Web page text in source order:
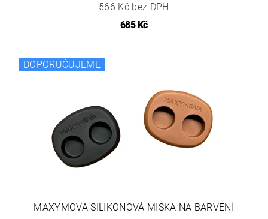
566 Kč bez DPH
685 Kč
DOPORUČUJEME
MAXYMOVA SILIKONOVÁ MISKA NA BARVENÍ